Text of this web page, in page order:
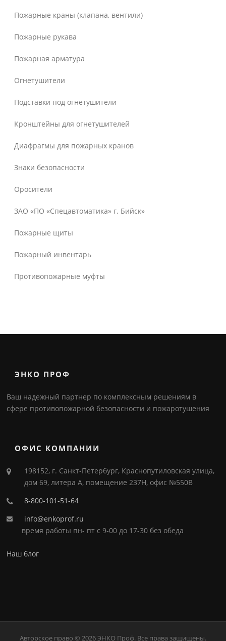
Пожарные краны (клапана, вентили)
Пожарные рукава
Пожарная арматура
Огнетушители
Подставки под огнетушители
Кронштейны для огнетушителей
Диафрагмы для пожарных кранов
Знаки безопасности
Оросители
ЗАО «ПО «Спецавтоматика» г. Бийск»
Пожарные щиты
Пожарный инвентарь
Противопожарные муфты
ЭНКО ПРОФ
Ваш надежный партнер по комплексным решениям в
сфере противопожарной безопасности и пожаротушения
ОФИС КОМПАНИИ
198152, г. Санкт-Петербург, Краснопутиловская улица,
дом 69, литера А, помещение 237Н, офис №550В
8-800-101-51-64
info@enkoprof.ru
время работы пн- пт с 9-00 до 17-30 без обеда
Наш блог
Авторское право © 2026 ЭНКО Проф. Все права защищены.